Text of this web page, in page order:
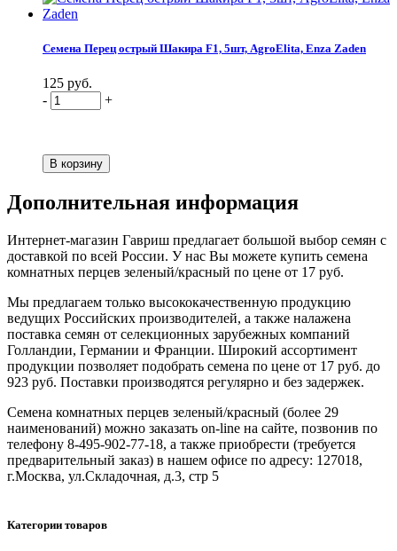
Семена Перец острый Шакира F1, 5шт, AgroElita, Enza Zaden
125 руб.
-
+
Дополнительная информация
Интернет-магазин Гавриш предлагает большой выбор семян с
доставкой по всей России. У нас Вы можете купить семена
комнатных перцев зеленый/красный по цене от 17 руб.
Мы предлагаем только высококачественную продукцию
ведущих Российских производителей, а также налажена
поставка семян от селекционных зарубежных компаний
Голландии, Германии и Франции. Широкий ассортимент
продукции позволяет подобрать семена по цене от 17 руб. до
923 руб. Поставки производятся регулярно и без задержек.
Семена комнатных перцев зеленый/красный (более 29
наименований) можно заказать on-line на сайте, позвонив по
телефону 8-495-902-77-18, а также приобрести (требуется
предварительный заказ) в нашем офисе по адресу: 127018,
г.Москва, ул.Складочная, д.3, стр 5
Категории товаров